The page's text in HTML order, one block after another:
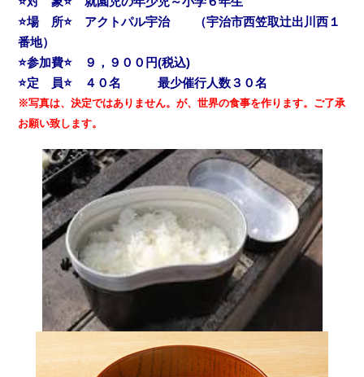
⭐場 所⭐ アクトパル宇治 （宇治市西笠取辻出川西１
番地）
⭐参加費⭐ ９，９００円(税込)
⭐定 員⭐ ４０名 最少催行人数３０名
※写真は、決定ではありません。が、世界の食事を作ります。ご了承
お願い致します。